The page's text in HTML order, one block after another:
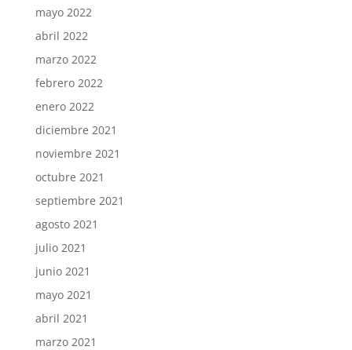
mayo 2022
abril 2022
marzo 2022
febrero 2022
enero 2022
diciembre 2021
noviembre 2021
octubre 2021
septiembre 2021
agosto 2021
julio 2021
junio 2021
mayo 2021
abril 2021
marzo 2021